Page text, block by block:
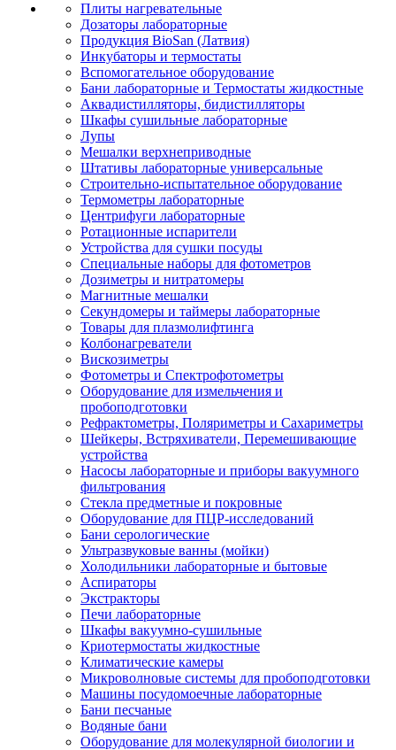
Плиты нагревательные
Дозаторы лабораторные
Продукция BioSan (Латвия)
Инкубаторы и термостаты
Вспомогательное оборудование
Бани лабораторные и Термостаты жидкостные
Аквадистилляторы, бидистилляторы
Шкафы сушильные лабораторные
Лупы
Мешалки верхнеприводные
Штативы лабораторные универсальные
Строительно-испытательное оборудование
Термометры лабораторные
Центрифуги лабораторные
Ротационные испарители
Устройства для сушки посуды
Специальные наборы для фотометров
Дозиметры и нитратомеры
Магнитные мешалки
Секундомеры и таймеры лабораторные
Товары для плазмолифтинга
Колбонагреватели
Вискозиметры
Фотометры и Спектрофотометры
Оборудование для измельчения и
пробоподготовки
Рефрактометры, Поляриметры и Сахариметры
Шейкеры, Встряхиватели, Перемешивающие
устройства
Насосы лабораторные и приборы вакуумного
фильтрования
Стекла предметные и покровные
Оборудование для ПЦР-исследований
Бани серологические
Ультразвуковые ванны (мойки)
Холодильники лабораторные и бытовые
Аспираторы
Экстракторы
Печи лабораторные
Шкафы вакуумно-сушильные
Криотермостаты жидкостные
Климатические камеры
Микроволновые системы для пробоподготовки
Машины посудомоечные лабораторные
Бани песчаные
Водяные бани
Оборудование для молекулярной биологии и